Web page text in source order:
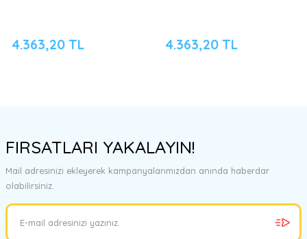
4.363,20 TL 4.363,20 TL
FIRSATLARI YAKALAYIN!
Mail adresinizi ekleyerek kampanyalarımızdan anında haberdar
olabilirsiniz.